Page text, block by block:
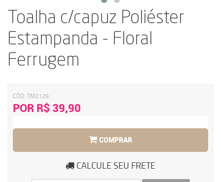
Toalha c/capuz Poliéster
Estampanda - Floral
Ferrugem
CÓD: TM2129
POR R$ 39,90
COMPRAR
CALCULE SEU FRETE